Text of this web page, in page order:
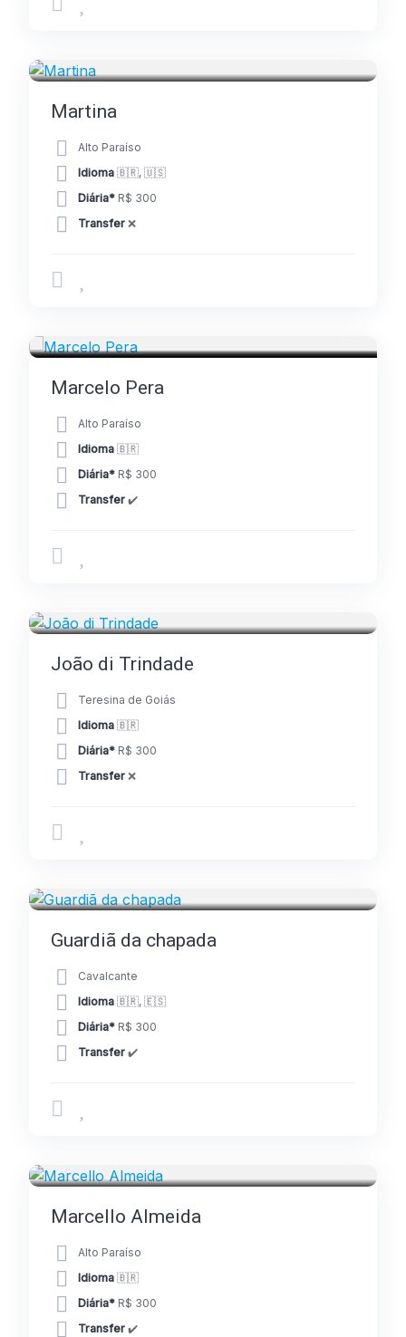
Martina
Alto Paraíso
Idioma 🇧🇷, 🇺🇸
Diária* R$ 300
Transfer ❌
Marcelo Pera
Alto Paraíso
Idioma 🇧🇷
Diária* R$ 300
Transfer ✔️
João di Trindade
Teresina de Goiás
Idioma 🇧🇷
Diária* R$ 300
Transfer ❌
Guardiã da chapada
Cavalcante
Idioma 🇧🇷, 🇪🇸
Diária* R$ 300
Transfer ✔️
Marcello Almeida
Alto Paraíso
Idioma 🇧🇷
Diária* R$ 300
Transfer ✔️